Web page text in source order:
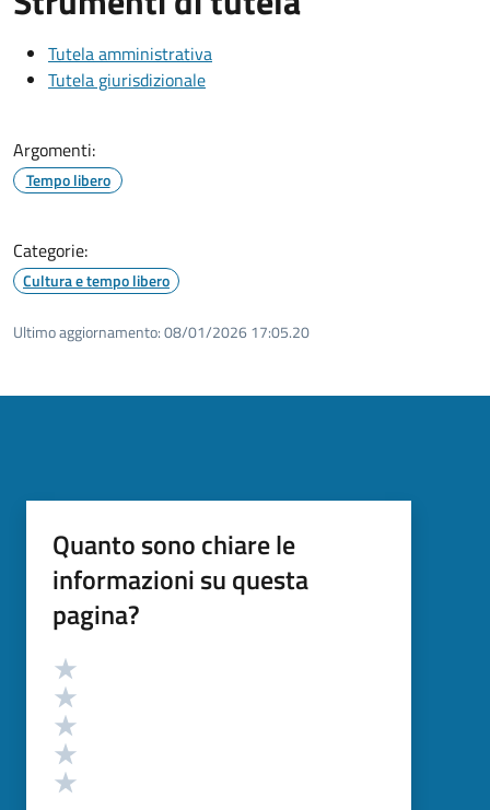
Tutela amministrativa
Tutela giurisdizionale
Argomenti:
Tempo libero
Categorie:
Cultura e tempo libero
Ultimo aggiornamento:08/01/2026 17:05.20
Quanto sono chiare le
informazioni su questa
pagina?
Valutazione